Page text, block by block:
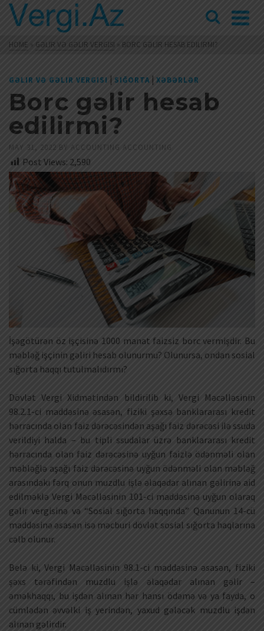
HOME » GƏLIR VƏ GƏLIR VERGISI » BORC GƏLIR HESAB EDILIRMI?
GƏLIR VƏ GƏLIR VERGISI | SIĞORTA | XƏBƏRLƏR
Borc gəlir hesab
edilirmi?
MAY 31, 2022 BY ACCOUNTING ACCOUNTING
Post Views: 2,590
İşəgötürən öz işçisinə 1000 manat faizsiz borc vermişdir. Bu
məbləğ işçinin gəliri hesab olunurmu? Olunursa, ondan sosial
sığorta haqqı tutulmalıdırmı?
Dövlət Vergi Xidmətindən bildirilib ki, Vergi Məcəlləsinin
98.2.1-ci maddəsinə əsasən, fiziki şəxsə banklararası kredit
hərracında olan faiz dərəcəsindən aşağı faiz dərəcəsi ilə ssuda
verildiyi halda – bu tipli ssudalar üzrə banklararası kredit
hərracında olan faiz dərəcəsinə uyğun faizlə ödənməli olan
məbləğlə aşağı faiz dərəcəsinə uyğun ödənməli olan məbləğ
arasındakı fərq onun muzdlu işlə əlaqədar alınan gəlirinə aid
edilməklə Vergi Məcəlləsinin 101-ci maddəsinə uyğun olaraq
gəlir vergisinə və “Sosial sığorta haqqında” Qanunun 14-cü
maddəsinə əsasən isə məcburi dövlət sosial sığorta haqlarına
cəlb olunur.
Belə ki, Vergi Məcəlləsinin 98.1-ci maddəsinə əsasən, fiziki
şəxs tərəfindən muzdlu işlə əlaqədar alınan gəlir –
əməkhaqqı, bu işdən alınan hər hansı ödəmə və ya fayda, o
cümlədən əvvəlki iş yerindən, yaxud gələcək muzdlu işdən
alınan gəlirdir.